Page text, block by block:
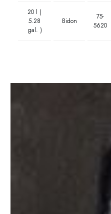
20 l (
5.28
gal. )
Bidon
75-
5620